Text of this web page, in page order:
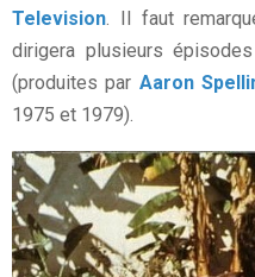
Television. Il faut
dirigera plusieurs
(produites par Aaron
1975 et 1979).